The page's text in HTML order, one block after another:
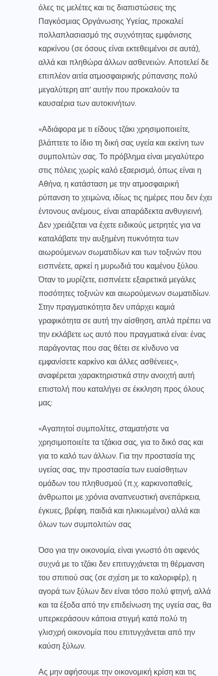
όλες τις μελέτες και τις διαπιστώσεις της
Παγκόσμιας Οργάνωσης Υγείας, προκαλεί
πολλαπλασιασμό της συχνότητας εμφάνισης
καρκίνου (σε όσους είναι εκτεθειμένοι σε αυτά),
αλλά και πληθώρα άλλων ασθενειών. Αποτελεί δε
επιπλέον αιτία ατμοσφαιρικής ρύπανσης πολύ
μεγαλύτερη απ’ αυτήν που προκαλούν τα
καυσαέρια των αυτοκινήτων.
«Αδιάφορα με τι είδους τζάκι χρησιμοποιείτε,
βλάπτετε το ίδιο τη δική σας υγεία και εκείνη των
συμπολιτών σας. Το πρόβλημα είναι μεγαλύτερο
στις πόλεις χωρίς καλό εξαερισμό, όπως είναι η
Αθήνα, η κατάσταση με την ατμοσφαιρική
ρύπανση το χειμώνα, ιδίως τις ημέρες που δεν έχει
έντονους ανέμους, είναι απαράδεκτα ανθυγιεινή.
Δεν χρειάζεται να έχετε ειδικούς μετρητές για να
καταλάβατε την αυξημένη πυκνότητα των
αιωρούμενων σωματιδίων και των τοξινών που
εισπνέετε, αρκεί η μυρωδιά του καμένου ξύλου.
Όταν το μυρίζετε, εισπνέετε εξαιρετικά μεγάλες
ποσότητες τοξινών και αιωρούμενων σωματιδίων.
Στην πραγματικότητα δεν υπάρχει καμιά
γραφικότητα σε αυτή την αίσθηση, απλά πρέπει να
την εκλάβετε ως αυτό που πραγματικά είναι: ένας
παράγοντας που σας θέτει σε κίνδυνο να
εμφανίσετε καρκίνο και άλλες ασθένειες»,
αναφέρεται χαρακτηριστικά στην ανοιχτή αυτή
επιστολή που καταλήγει σε έκκληση προς όλους
μας:
«Αγαπητοί συμπολίτες, σταματήστε να
χρησιμοποιείτε τα τζάκια σας, για το δικό σας και
για το καλό των άλλων. Για την προστασία της
υγείας σας, την προστασία των ευαίσθητων
ομάδων του πληθυσμού (π.χ. καρκινοπαθείς,
άνθρωποι με χρόνια αναπνευστική ανεπάρκεια,
έγκυες, βρέφη, παιδιά και ηλικιωμένοι) αλλά και
όλων των συμπολιτών σας
Όσο για την οικονομία, είναι γνωστό ότι αφενός
συχνά με το τζάκι δεν επιτυγχάνεται τη θέρμανση
του σπιτιού σας (σε σχέση με το καλοριφέρ), η
αγορά των ξύλων δεν είναι τόσο πολύ φτηνή, αλλά
και τα έξοδα από την επιδείνωση της υγεία σας, θα
υπερκεράσουν κάποια στιγμή κατά πολύ τη
γλισχρή οικονομία που επιτυγχάνεται από την
καύση ξύλων.
Ας μην αφήσουμε την οικονομική κρίση και τις